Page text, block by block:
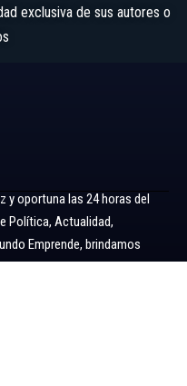
exclusiva de sus autores o
y oportuna las 24 horas del
Política, Actualidad,
Emprende, brindamos
siempre informado.